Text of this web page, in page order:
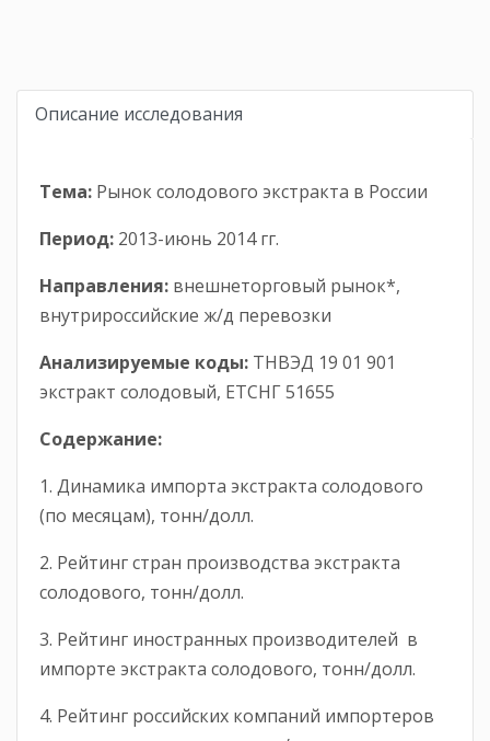
Описание исследования
Тема: Рынок солодового экстракта в России
Период: 2013-июнь 2014 гг.
Направления: внешнеторговый рынок*,
внутрироссийские ж/д перевозки
Анализируемые коды: ТНВЭД 19 01 901
экстракт солодовый, ЕТСНГ 51655
Содержание:
1. Динамика импорта экстракта солодового
(по месяцам), тонн/долл.
2. Рейтинг стран производства экстракта
солодового, тонн/долл.
3. Рейтинг иностранных производителей в
импорте экстракта солодового, тонн/долл.
4. Рейтинг российских компаний импортеров